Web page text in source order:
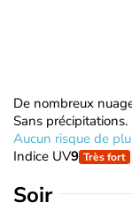
De nombreux
Sans précipitations.
Aucun risque de
Indice UV9 Très fort
Soir